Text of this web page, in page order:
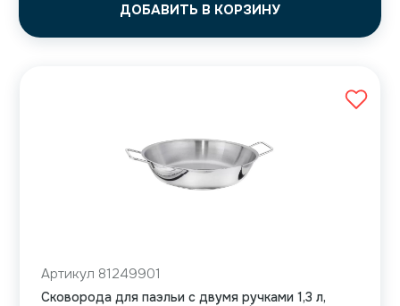
ДОБАВИТЬ В КОРЗИНУ
Артикул 81249901
Сковорода для паэльи с двумя ручками 1,3 л,